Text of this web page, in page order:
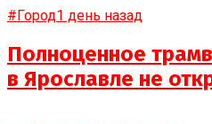
#Город1 день назад
Полноценное
в Ярославле не